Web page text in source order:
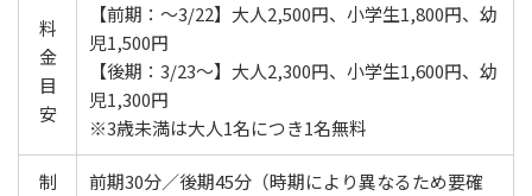
料
金
目
安
【前期：〜3/22】大人2,500円、小学生1,800円、幼
児1,500円
【後期：3/23〜】大人2,300円、小学生1,600円、幼
児1,300円
※3歳未満は大人1名につき1名無料
制
前期30分／後期45分（時期により異なるため要確